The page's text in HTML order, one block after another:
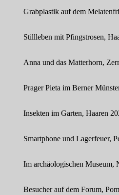
Grabplastik auf dem
Stillleben mit Pfingstrosen,
Anna und das Matterhorn,
Prager Pieta im Berner
Insekten im Garten, Haaren
Smartphone und Lagerfeuer,
Im archäologischen Museum,
Besucher auf dem Forum,